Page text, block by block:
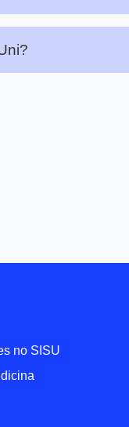
no SISU